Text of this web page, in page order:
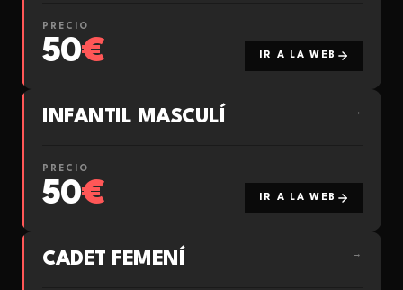
PRECIO
50€ IR A LA WEB
INFANTIL MASCULÍ →
PRECIO
50€ IR A LA WEB
CADET FEMENÍ →